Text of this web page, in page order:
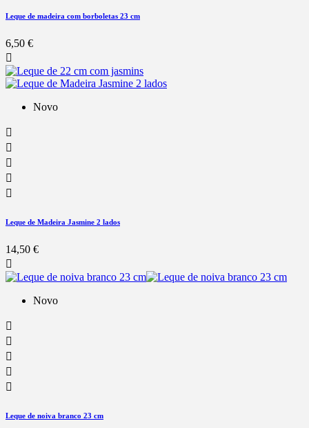
Leque de madeira com borboletas 23 cm
6,50 €

Novo





Leque de Madeira Jasmine 2 lados
14,50 €

Novo





Leque de noiva branco 23 cm